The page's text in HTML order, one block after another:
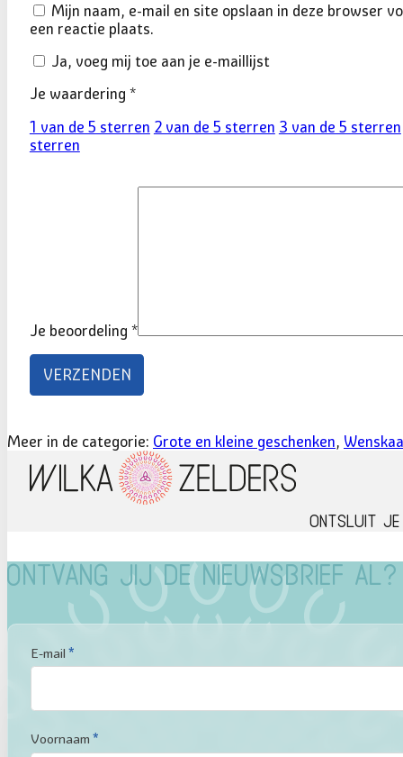
Mijn naam, e-mail en site opslaan in deze browser
een reactie plaats.
Ja, voeg mij toe aan je e-maillijst
Je waardering *
1 van de 5 sterren 2 van de 5 sterren 3 van de 5 sterren
sterren
Je beoordeling *
Meer in de categorie: Grote en kleine geschenken,
Ontsluit je
Ontvang jij de nieuwsbrief al?
Sectie
E-mail *
Voornaam *